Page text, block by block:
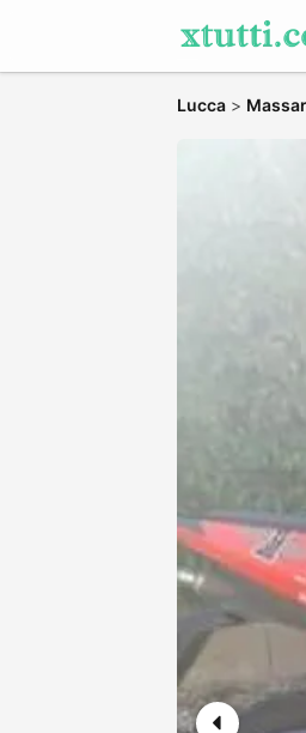
Lucca >